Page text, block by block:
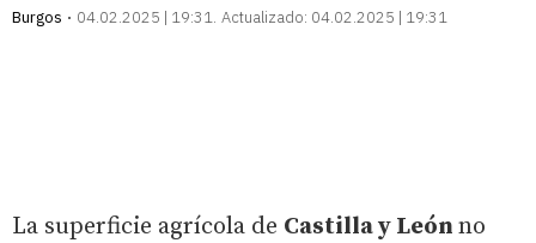
Burgos
04.02.2025 | 19:31 Actualizado: 04.02.2025 | 19:31
La superficie agrícola de Castilla y León no